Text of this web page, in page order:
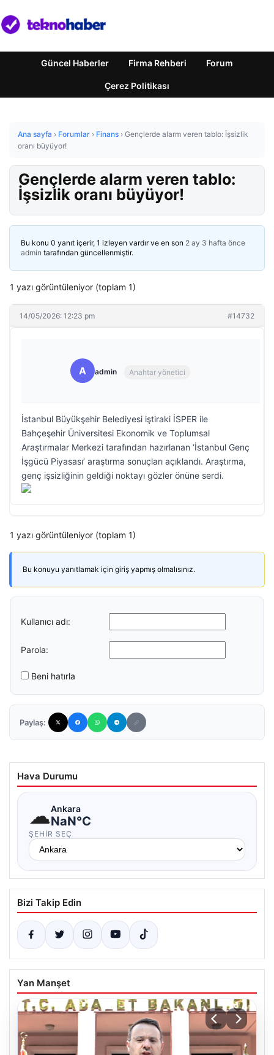
Güncel Haberler Firma Rehberi Forum
Çerez Politikası
Ana sayfa › Forumlar › Finans › Gençlerde alarm veren tablo: İşsizlik
oranı büyüyor!
Gençlerde alarm veren tablo:
İşsizlik oranı büyüyor!
Bu konu 0 yanıt içerir, 1 izleyen vardır ve en son 2 ay 3 hafta önce
admin tarafından güncellenmiştir.
1 yazı görüntüleniyor (toplam 1)
14/05/2026: 12:23 pm #14732
A admin Anahtar yönetici
İstanbul Büyükşehir Belediyesi iştiraki İSPER ile
Bahçeşehir Üniversitesi Ekonomik ve Toplumsal
Araştırmalar Merkezi tarafından hazırlanan ‘İstanbul Genç
İşgücü Piyasası’ araştırma sonuçları açıklandı. Araştırma,
genç işsizliğinin geldiği noktayı gözler önüne serdi.
1 yazı görüntüleniyor (toplam 1)
Bu konuyu yanıtlamak için giriş yapmış olmalısınız.
Kullanıcı adı:
Parola:
Beni hatırla
Paylaş:
Hava Durumu
☁Ankara
NaN°C
ŞEHIR SEÇ
Bizi Takip Edin
Yan Manşet